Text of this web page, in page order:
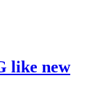
like new